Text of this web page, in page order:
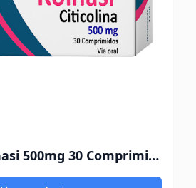
Citicolina Kolnasi 500mg 30 Comprimidos